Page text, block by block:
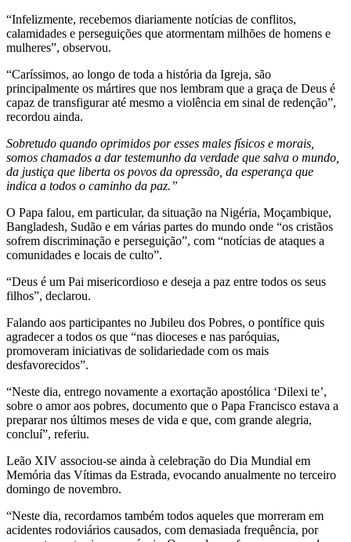
“Infelizmente, recebemos diariamente notícias de conflitos,
calamidades e perseguições que atormentam milhões de homens e
mulheres”, observou.
“Caríssimos, ao longo de toda a história da Igreja, são
principalmente os mártires que nos lembram que a graça de Deus é
capaz de transfigurar até mesmo a violência em sinal de redenção”,
recordou ainda.
Sobretudo quando oprimidos por esses males físicos e morais,
somos chamados a dar testemunho da verdade que salva o mundo,
da justiça que liberta os povos da opressão, da esperança que
indica a todos o caminho da paz.”
O Papa falou, em particular, da situação na Nigéria, Moçambique,
Bangladesh, Sudão e em várias partes do mundo onde “os cristãos
sofrem discriminação e perseguição”, com “notícias de ataques a
comunidades e locais de culto”.
“Deus é um Pai misericordioso e deseja a paz entre todos os seus
filhos”, declarou.
Falando aos participantes no Jubileu dos Pobres, o pontífice quis
agradecer a todos os que “nas dioceses e nas paróquias,
promoveram iniciativas de solidariedade com os mais
desfavorecidos”.
“Neste dia, entrego novamente a exortação apostólica ‘Dilexi te’,
sobre o amor aos pobres, documento que o Papa Francisco estava a
preparar nos últimos meses de vida e que, com grande alegria,
concluí”, referiu.
Leão XIV associou-se ainda à celebração do Dia Mundial em
Memória das Vítimas da Estrada, evocando anualmente no terceiro
domingo de novembro.
“Neste dia, recordamos também todos aqueles que morreram em
acidentes rodoviários causados, com demasiada frequência, por